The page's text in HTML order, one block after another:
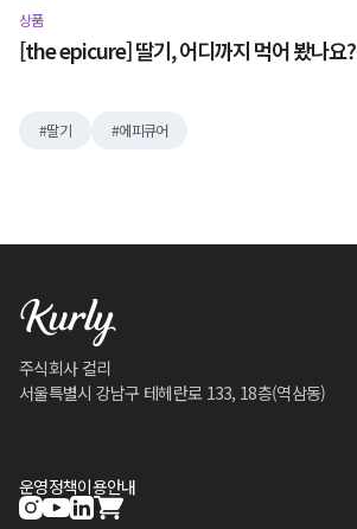
상품
[the epicure] 딸기, 어디까지 먹어 봤나요?
딸기 에피큐어
주식회사 컬리
서울특별시 강남구 테헤란로 133, 18층(역삼동)
운영정책이용안내